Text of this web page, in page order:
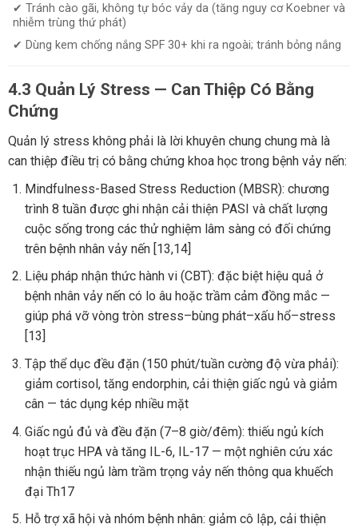
✔ Tránh cào gãi, không tự bóc vảy da (tăng nguy cơ Koebner và
nhiễm trùng thứ phát)
✔ Dùng kem chống nắng SPF 30+ khi ra ngoài; tránh bỏng nắng
4.3 Quản Lý Stress — Can Thiệp Có Bằng
Chứng
Quản lý stress không phải là lời khuyên chung chung mà là
can thiệp điều trị có bằng chứng khoa học trong bệnh vảy nến:
Mindfulness-Based Stress Reduction (MBSR): chương
trình 8 tuần được ghi nhận cải thiện PASI và chất lượng
cuộc sống trong các thử nghiệm lâm sàng có đối chứng
trên bệnh nhân vảy nến [13,14]
Liệu pháp nhận thức hành vi (CBT): đặc biệt hiệu quả ở
bệnh nhân vảy nến có lo âu hoặc trầm cảm đồng mắc —
giúp phá vỡ vòng tròn stress–bùng phát–xấu hổ–stress
[13]
Tập thể dục đều đặn (150 phút/tuần cường độ vừa phải):
giảm cortisol, tăng endorphin, cải thiện giấc ngủ và giảm
cân — tác dụng kép nhiều mặt
Giấc ngủ đủ và đều đặn (7–8 giờ/đêm): thiếu ngủ kích
hoạt trục HPA và tăng IL-6, IL-17 — một nghiên cứu xác
nhận thiếu ngủ làm trầm trọng vảy nến thông qua khuếch
đại Th17
Hỗ trợ xã hội và nhóm bệnh nhân: giảm cô lập, cải thiện